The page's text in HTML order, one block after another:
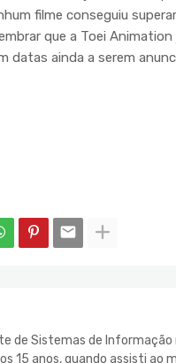
filme conseguiu
que a Toei
datas ainda a serem
de Sistemas de Informação
15 anos, quando assisti ao